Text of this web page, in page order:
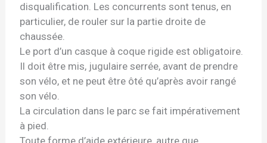
disqualification. Les concurrents sont tenus, en
particulier, de rouler sur la partie droite de
chaussée.
Le port d’un casque à coque rigide est obligatoire.
Il doit être mis, jugulaire serrée, avant de prendre
son vélo, et ne peut être ôté qu’après avoir rangé
son vélo.
La circulation dans le parc se fait impérativement
à pied.